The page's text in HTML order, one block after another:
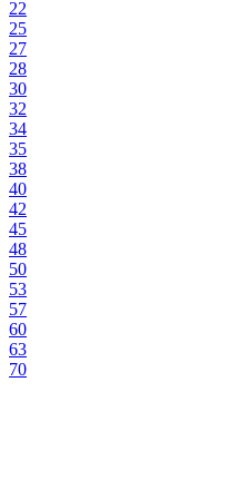
22
25
27
28
30
32
34
35
38
40
42
45
48
50
53
57
60
63
70